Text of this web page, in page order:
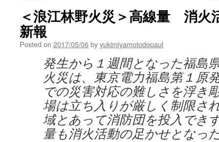
＜浪江林野火災＞高線量 消火
新報
Posted on 2017/05/06byyukimiyamotodepaul
発生から１週間となった福島
火災は、東京電力福島第１原
での災害対応の難しさを浮き
場は立ち入りが厳しく制限さ
域とあって消防団を投入でき
量も消火活動の足かせとなっ